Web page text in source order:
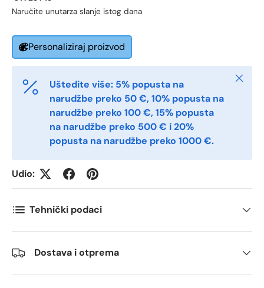
Telefon
Postnummer *
Antall *
Kommentarer
Naručite unutarza slanje istog dana
Personaliziraj proizvod
Uštedite više: 5% popusta na
narudžbe preko 50 €, 10% popusta na
narudžbe preko 100 €, 15% popusta
na narudžbe preko 500 € i 20%
popusta na narudžbe preko 1000 €.
Udio:
Tehnički podaci
Dostava i otprema